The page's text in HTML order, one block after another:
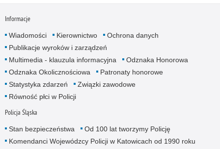
Informacje
Wiadomości Kierownictwo
Ochrona danych
Publikacje wyroków i zarządzeń
Multimedia - klauzula informacyjna
Odznaka Honorowa
Odznaka Okolicznościowa
Patronaty honorowe
Statystyka zdarzeń
Związki zawodowe
Równość płci w Policji
Policja Śląska
Stan bezpieczeństwa
Od 100 lat tworzymy Policję
Komendanci Wojewódzcy Policji w Katowicach od 1990 roku